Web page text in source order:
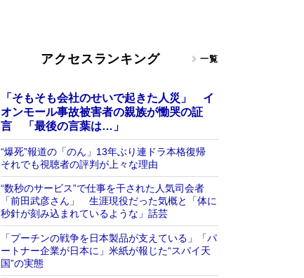
アクセスランキング 一覧
「そもそも会社のせいで起きた人災」 イ
オンモール事故被害者の親族が慟哭の証
言 「最後の言葉は…」
“爆死”報道の「のん」13年ぶり連ドラ本格復帰
それでも視聴者の評判が上々な理由
“数秒のサービス”で仕事を干された人気司会者
「前田武彦さん」 生涯現役だった気概と「体に
秒針が刻み込まれているような」話芸
「プーチンの戦争を日本製品が支えている」「パ
ートナー企業が日本に」米紙が報じた“スパイ天
国”の実態